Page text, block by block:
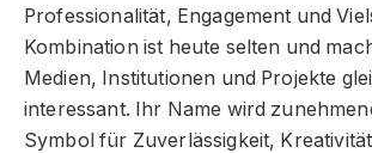
Professionalität, Engagement und
Kombination ist heute selten und
Medien, Institutionen und Projekte
interessant. Ihr Name wird
Symbol für Zuverlässigkeit,